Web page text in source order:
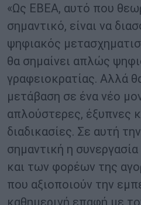
«Ως ΕΒΕΑ, αυτό που
σημαντικό, είναι να
ψηφιακός
θα σημαίνει απλώς
γραφειοκρατίας. Αλλά
μετάβαση σε ένα νέο
απλούστερες, έξυπνες
διαδικασίες. Σε αυτή
σημαντική η
και των φορέων της
που αξιοποιούν την